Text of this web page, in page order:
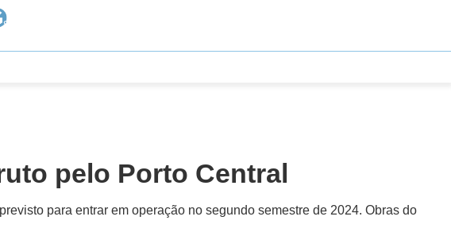
pelo Porto Central
para entrar em operação no segundo semestre de 2024. Obras do